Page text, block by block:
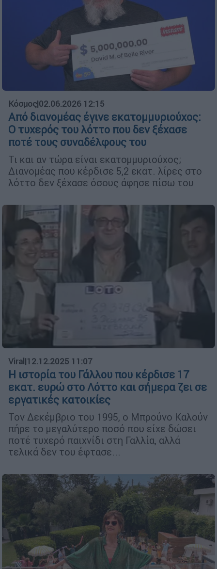
Κόσμος|02.06.2026 12:15
Από διανομέας έγινε εκατομμυριούχος:
Ο τυχερός του λόττο που δεν ξέχασε
ποτέ τους συναδέλφους του
Τι και αν τώρα είναι εκατομμυριούχος;
Διανομέας που κέρδισε 5,2 εκατ. λίρες στο
λόττο δεν ξέχασε όσους άφησε πίσω του
Viral |12.12.2025 11:07
Η ιστορία του Γάλλου που κέρδισε 17
εκατ. ευρώ στο Λόττο και σήμερα ζει σε
εργατικές κατοικίες
Τον Δεκέμβριο του 1995, ο Μπρούνο Καλούν
πήρε το μεγαλύτερο ποσό που είχε δώσει
ποτέ τυχερό παιχνίδι στη Γαλλία, αλλά
τελικά δεν του έφτασε...